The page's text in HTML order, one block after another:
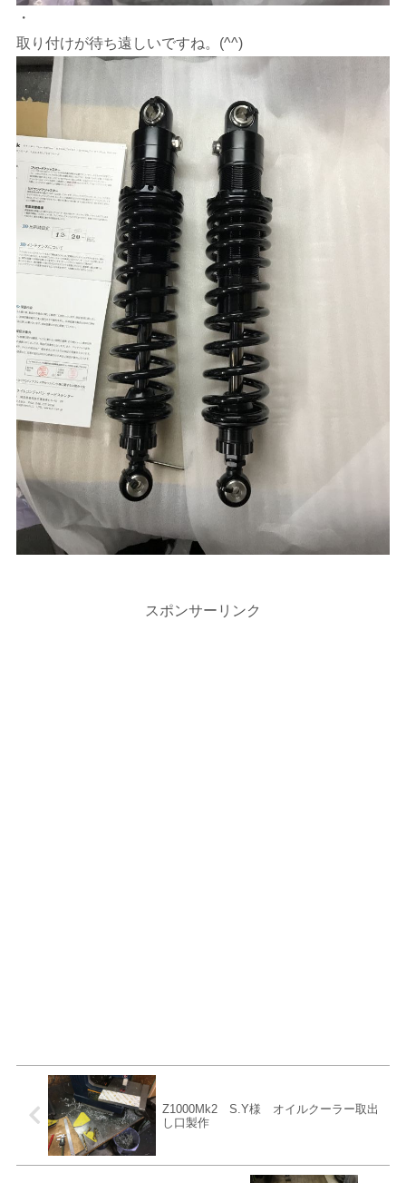
・
取り付けが待ち遠しいですね。(^^)
スポンサーリンク
Z1000Mk2 S.Y様 オイルクーラー取出
し口製作